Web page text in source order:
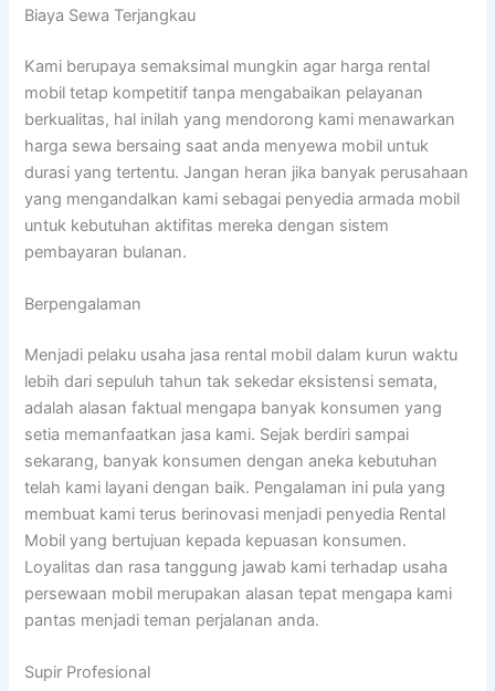
Biaya Sewa Terjangkau
Kami berupaya semaksimal mungkin agar harga rental
mobil tetap kompetitif tanpa mengabaikan pelayanan
berkualitas, hal inilah yang mendorong kami menawarkan
harga sewa bersaing saat anda menyewa mobil untuk
durasi yang tertentu. Jangan heran jika banyak perusahaan
yang mengandalkan kami sebagai penyedia armada mobil
untuk kebutuhan aktifitas mereka dengan sistem
pembayaran bulanan.
Berpengalaman
Menjadi pelaku usaha jasa rental mobil dalam kurun waktu
lebih dari sepuluh tahun tak sekedar eksistensi semata,
adalah alasan faktual mengapa banyak konsumen yang
setia memanfaatkan jasa kami. Sejak berdiri sampai
sekarang, banyak konsumen dengan aneka kebutuhan
telah kami layani dengan baik. Pengalaman ini pula yang
membuat kami terus berinovasi menjadi penyedia Rental
Mobil yang bertujuan kepada kepuasan konsumen.
Loyalitas dan rasa tanggung jawab kami terhadap usaha
persewaan mobil merupakan alasan tepat mengapa kami
pantas menjadi teman perjalanan anda.
Supir Profesional